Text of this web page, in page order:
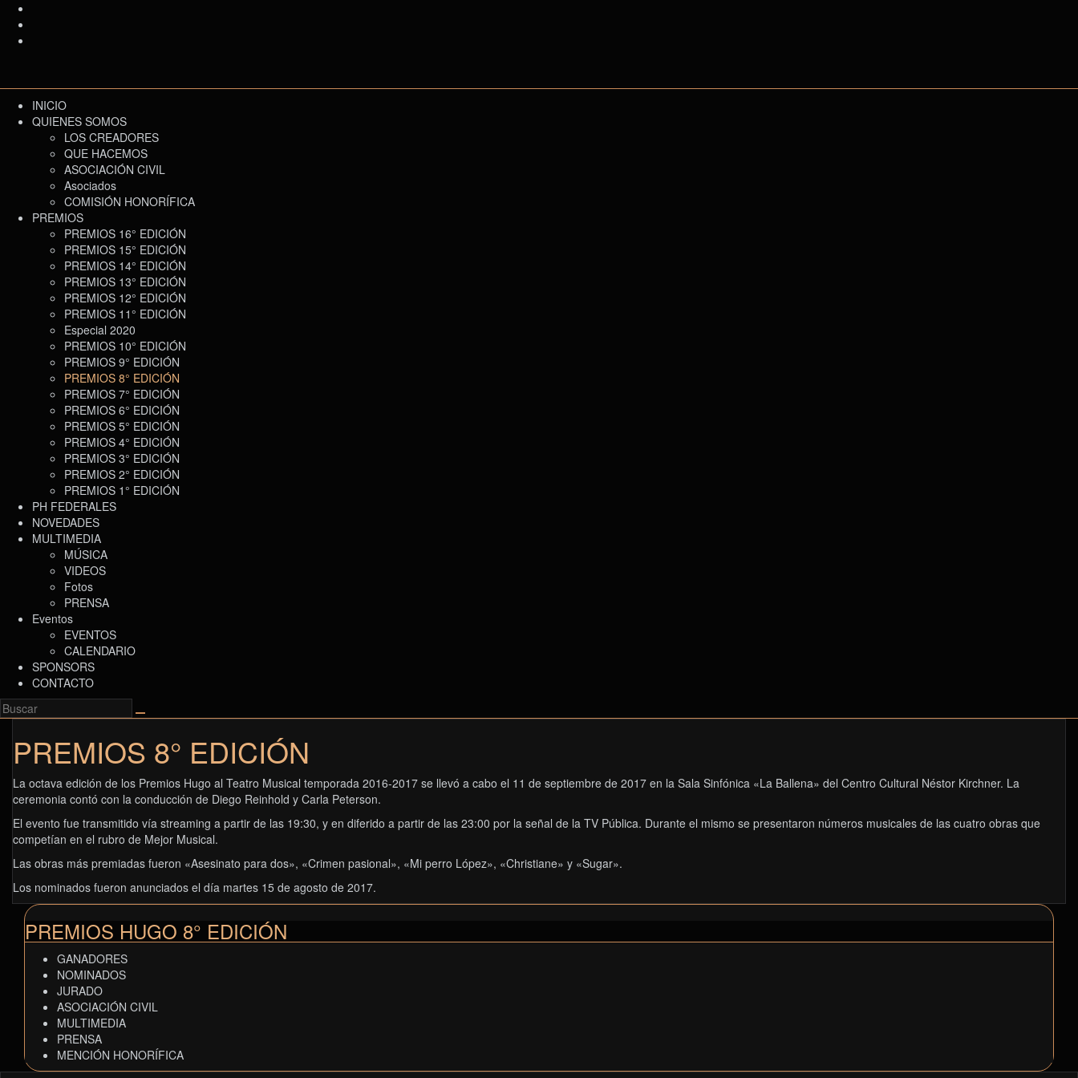
INICIO
QUIENES SOMOS
LOS CREADORES
QUE HACEMOS
ASOCIACIÓN CIVIL
Asociados
COMISIÓN HONORÍFICA
PREMIOS
PREMIOS 16° EDICIÓN
PREMIOS 15° EDICIÓN
PREMIOS 14° EDICIÓN
PREMIOS 13° EDICIÓN
PREMIOS 12° EDICIÓN
PREMIOS 11° EDICIÓN
Especial 2020
PREMIOS 10° EDICIÓN
PREMIOS 9° EDICIÓN
PREMIOS 8° EDICIÓN
PREMIOS 7° EDICIÓN
PREMIOS 6° EDICIÓN
PREMIOS 5° EDICIÓN
PREMIOS 4° EDICIÓN
PREMIOS 3° EDICIÓN
PREMIOS 2° EDICIÓN
PREMIOS 1° EDICIÓN
PH FEDERALES
NOVEDADES
MULTIMEDIA
MÚSICA
VIDEOS
Fotos
PRENSA
Eventos
EVENTOS
CALENDARIO
SPONSORS
CONTACTO
PREMIOS 8° EDICIÓN
La octava edición de los Premios Hugo al Teatro Musical temporada 2016-2017 se llevó a cabo el 11 de septiembre de 2017 en la Sala Sinfónica «La Ballena» del Centro Cultural Néstor Kirchner. La
ceremonia contó con la conducción de Diego Reinhold y Carla Peterson.
El evento fue transmitido vía streaming a partir de las 19:30, y en diferido a partir de las 23:00 por la señal de la TV Pública. Durante el mismo se presentaron números musicales de las cuatro obras que
competían en el rubro de Mejor Musical.
Las obras más premiadas fueron «Asesinato para dos», «Crimen pasional», «Mi perro López», «Christiane» y «Sugar».​
Los nominados fueron anunciados el día martes 15 de agosto de 2017.
PREMIOS HUGO 8° EDICIÓN
GANADORES
NOMINADOS
JURADO
ASOCIACIÓN CIVIL
MULTIMEDIA
PRENSA
MENCIÓN HONORÍFICA